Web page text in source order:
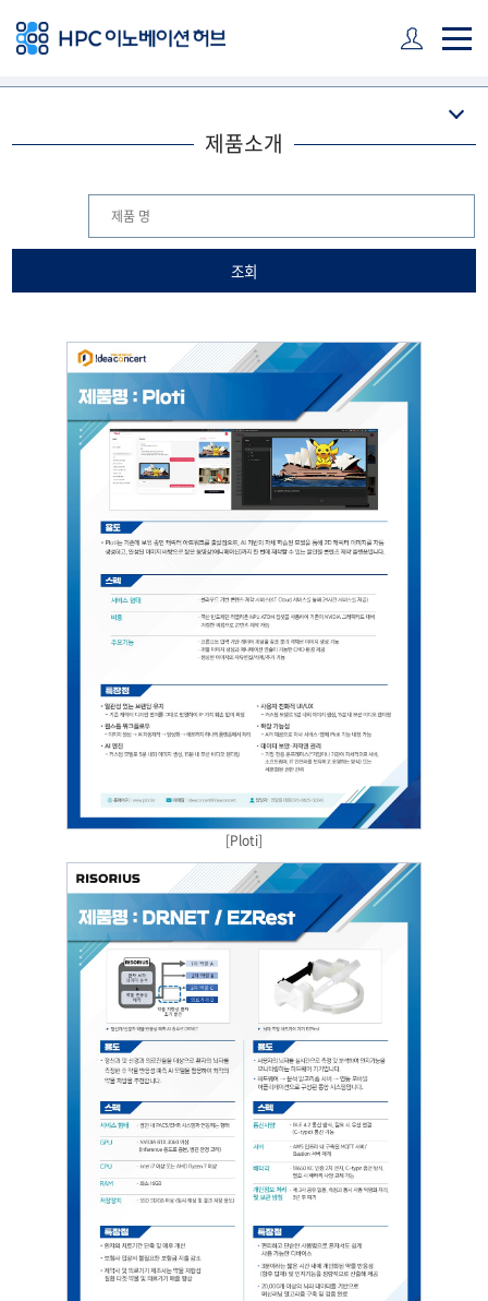
제품소개
[Ploti]